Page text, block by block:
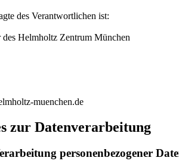
des Verantwortlichen ist:
des Helmholtz Zentrum München
muenchen.de
zur Datenverarbeitung
personenbezogener